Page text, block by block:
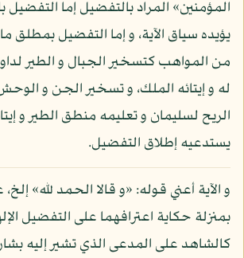
المؤمنين» المراد بالتفضيل إما التفضيل
يؤيده سياق الآية، و إما التفضيل بمطلق
من المواهب كتسخير الجبال و الطير
له و إيتائه الملك، و تسخير الجن و
الريح لسليمان و تعليمه منطق الطير و
يستدعيه إطلاق التفضيل.
و الآية أعني قوله: «و قالا الحمد لله»
بمنزلة حكاية اعترافهما على التفضيل
كالشاهد على المدعى الذي تشير إليه